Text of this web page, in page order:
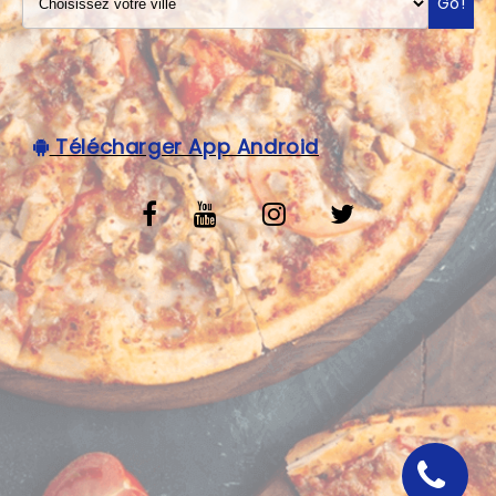
VOS AVIS
MENTIONS LÉGALES
C.G.V
Télécharger App Android